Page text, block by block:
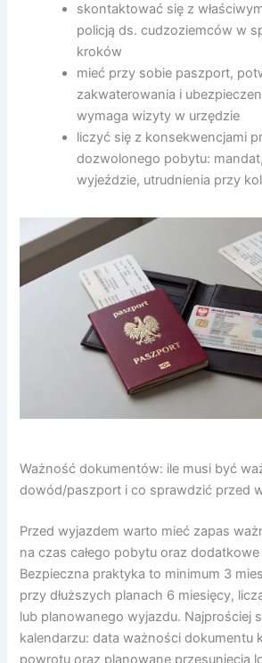
skontaktować się z
policją ds. cudzoziemców w
kroków
mieć przy sobie paszport,
zakwaterowania i
wymaga wizyty w urzędzie
liczyć się z konsekwencjami
dozwolonego pobytu:
wyjeździe, utrudnienia przy
Ważność dokumentów: ile musi być
dowód/paszport i co sprawdzić przed
Przed wyjazdem warto mieć zapas
na czas całego pobytu oraz dodatkowe
Bezpieczna praktyka to minimum 3
przy dłuższych planach 6 miesięcy,
lub planowanego wyjazdu. Najprościej
kalendarzu: data ważności dokumentu
powrotu oraz planowane przesunięcia